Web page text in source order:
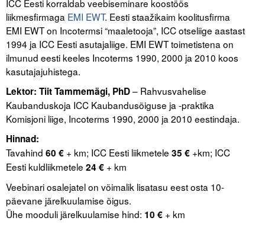
ICC Eesti korraldab veebiseminare koostöös
liikmesfirmaga EMI EWT. Eesti staažikaim koolitusfirma
EMI EWT on Incotermsi “maaletooja”, ICC otseliige aastast
1994 ja ICC Eesti asutajaliige. EMI EWT toimetistena on
ilmunud eesti keeles Incoterms 1990, 2000 ja 2010 koos
kasutajajuhistega.
Lektor: Tiit Tammemägi, PhD– Rahvusvahelise
Kaubanduskoja ICC Kaubandusõiguse ja -praktika
Komisjoni liige, Incoterms 1990, 2000 ja 2010 eestindaja.
Hinnad:
Tavahind 60 € + km; ICC Eesti liikmetele 35 € +km; ICC
Eesti kuldliikmetele 24 € + km
Veebinari osalejatel on võimalik lisatasu eest osta 10-
päevane järelkuulamise õigus.
Ühe mooduli järelkuulamise hind: 10 € + km